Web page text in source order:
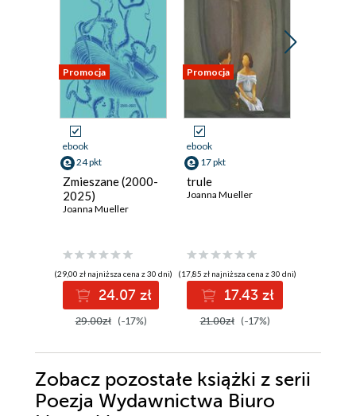
Promocja
ebook
24 pkt
Zmieszane (2000-
2025)
Joanna Mueller
(29,00 zł najniższa cena z 30 dni)
24.07 zł
29.00zł (-17%)
Promocja
ebook
17 pkt
trule
Joanna Mueller
(17,85 zł najniższa cena z 30 dni)
17.43 zł
21.00zł (-17%)
Zobacz pozostałe książki z serii
Poezja Wydawnictwa Biuro